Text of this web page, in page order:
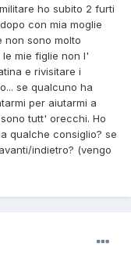
ho subito 2 furti
con mia moglie
non sono molto
mie figlie non l'
e rivisitare i
se qualcuno ha
per aiutarmi a
tutt' orecchi. Ho
qualche consiglio? se
indietro? (vengo